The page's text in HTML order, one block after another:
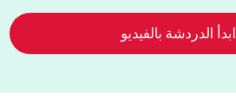
ابدأ الدردشة بالفيديو